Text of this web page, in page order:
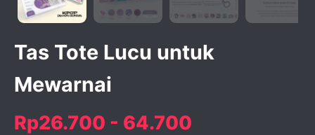
Tas Tote Lucu untuk
Mewarnai
Rp26.700 - 64.700